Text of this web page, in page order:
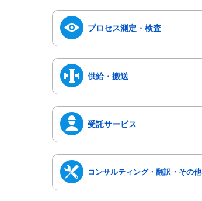
プロセス測定・検査
供給・搬送
受託サービス
コンサルティング・翻訳・その他